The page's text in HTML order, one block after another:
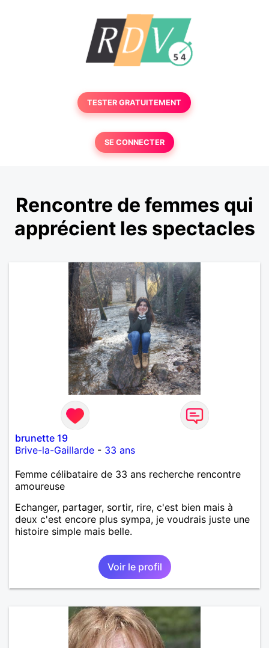
TESTER GRATUITEMENT
SE CONNECTER
Rencontre de femmes qui
apprécient les spectacles
brunette 19
Brive-la-Gaillarde - 33 ans
Femme célibataire de 33 ans recherche rencontre
amoureuse
Echanger, partager, sortir, rire, c'est bien mais à
deux c'est encore plus sympa, je voudrais juste une
histoire simple mais belle.
Voir le profil